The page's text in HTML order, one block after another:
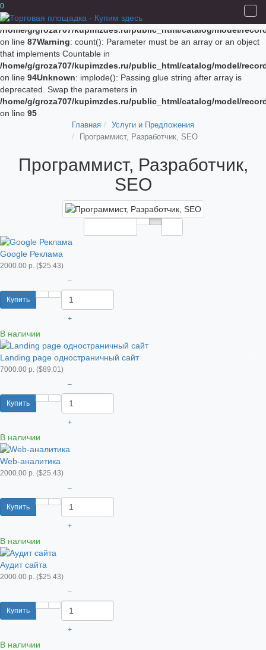
Unknown
: implode(): Passing glue string after array is deprecated.
Swap the parameters in
/home/g/groza707/kupimzdes.ru/public_html/catalog/model/
on line 87Warning: count(): Parameter must be an array or an object
that implements Countable in
/home/g/groza707/kupimzdes.ru/public_html/catalog/model/
on line 94Unknown: implode(): Passing glue string after array is
deprecated. Swap the parameters in
/home/g/groza707/kupimzdes.ru/public_html/catalog/model/
on line 95
0
Главная
Услуги и Предложения
Программист, Разработчик, SEO
Программист, Разработчик,
SEO
Google Реклама
2000.00 р. ($25.43)
Купить
–
+
В наличии
Landing page одностраничный сайт
7000.00 р. ($89.01)
Купить
–
+
В наличии
Web-аналитика
2000.00 р. ($25.43)
Купить
–
+
В наличии
Аудит сайта
2000.00 р. ($25.43)
Купить
–
+
В наличии